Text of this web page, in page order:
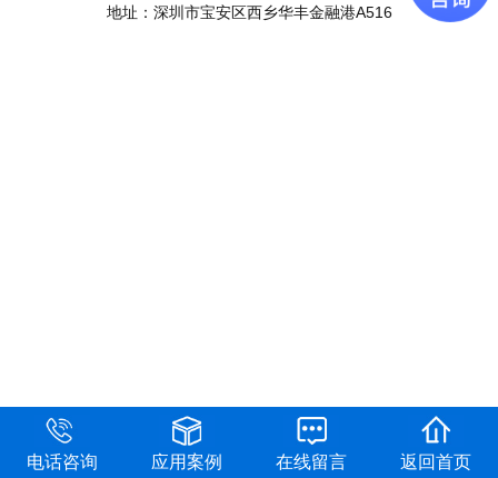
地址：深圳市宝安区西乡华丰金融港A516
电话咨询 应用案例 在线留言 返回首页